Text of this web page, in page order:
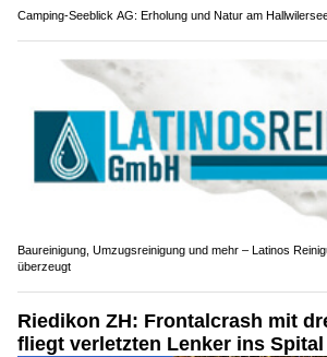
Camping-Seeblick AG: Erholung und Natur am
Baureinigung, Umzugsreinigung und mehr – Latinos
überzeugt
Riedikon ZH: Frontalcrash mit
fliegt verletzten Lenker ins Spital